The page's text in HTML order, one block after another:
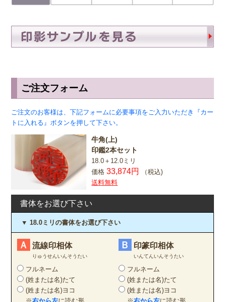
ご注文フォーム
ご注文のお客様は、下記フォームに必要事項をご入力いただき『カー
トに入れる』ボタンを押して下さい。
牛角(上)
印鑑2本セット
18.0＋12.0ミリ
価格33,874円
（税込)
送料無料
書体をお選び下さい
▼ 18.0ミリの書体をお選び下さい
Ａ 流線印相体
りゅうせんいんそうたい
フルネーム
(姓または名)たて
(姓または名)ヨコ
Ｂ 印篆印相体
いんてんいんそうたい
フルネーム
(姓または名)たて
(姓または名)ヨコ